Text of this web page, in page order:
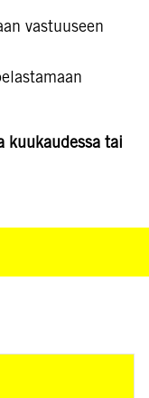
vastuuseen
kuukaudessa tai
Siten
kun